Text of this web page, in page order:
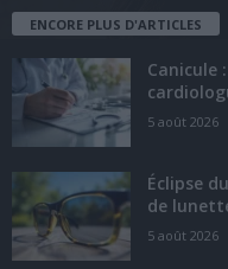
ENCORE PLUS D'ARTICLES
Canicule
5 août 2026
Éclipse
de
5 août 2026